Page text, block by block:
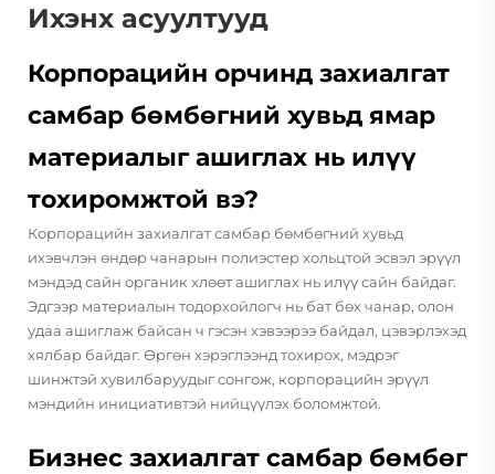
Ихэнх асуултууд
Корпорацийн орчинд захиалгат
самбар бөмбөгний хувьд ямар
материалыг ашиглах нь илүү
тохиромжтой вэ?
Корпорацийн захиалгат самбар бөмбөгний хувьд
ихэвчлэн өндөр чанарын полиэстер хольцтой эсвэл эрүүл
мэндэд сайн органик хлөөт ашиглах нь илүү сайн байдаг.
Эдгээр материалын тодорхойлогч нь бат бөх чанар, олон
удаа ашиглаж байсан ч гэсэн хэвээрээ байдал, цэвэрлэхэд
хялбар байдаг. Өргөн хэрэглээнд тохирох, мэдрэг
шинжтэй хувилбаруудыг сонгож, корпорацийн эрүүл
мэндийн инициативтэй нийцүүлэх боломжтой.
Бизнес захиалгат самбар бөмбөг